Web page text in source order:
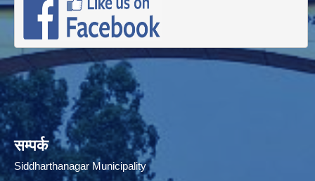
सम्पर्क
Siddharthanagar Municipality